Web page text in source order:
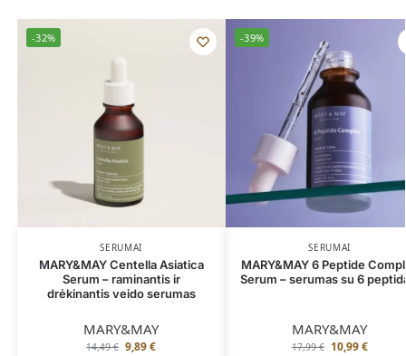
-32%
SERUMAI
MARY&MAY Centella Asiatica
Serum – raminantis ir
drėkinantis veido serumas
MARY&MAY
14,49€ 9,89€
-39%
SERUMAI
MARY&MAY 6 Peptide
Serum – serumas su 6
MARY&MAY
17,99€ 10,99€